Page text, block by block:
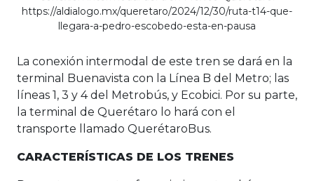
https://aldialogo.mx/queretaro/2024/12/30/ruta-t14-que-
llegara-a-pedro-escobedo-esta-en-pausa
La conexión intermodal de este tren se dará en la
terminal Buenavista con la Línea B del Metro; las
líneas 1, 3 y 4 del Metrobús, y Ecobici. Por su parte,
la terminal de Querétaro lo hará con el
transporte llamado QuerétaroBus.
CARACTERÍSTICAS DE LOS TRENES